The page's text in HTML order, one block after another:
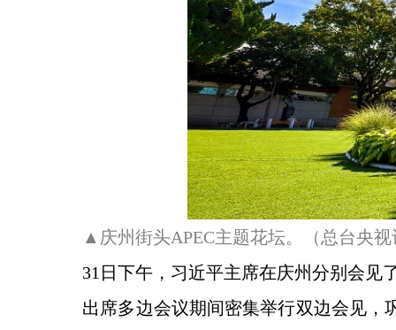
▲庆州街头APEC主题花坛。（总台央
31日下午，习近平主席在庆州分别会见
出席多边会议期间密集举行双边会见，